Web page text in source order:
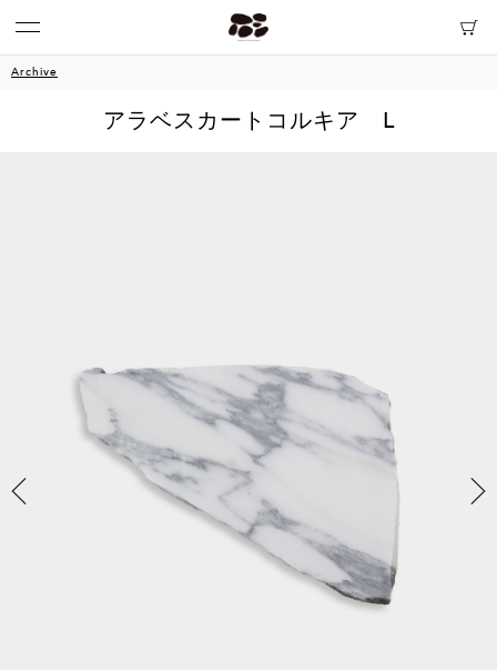
Archive
アラベスカートコルキア L